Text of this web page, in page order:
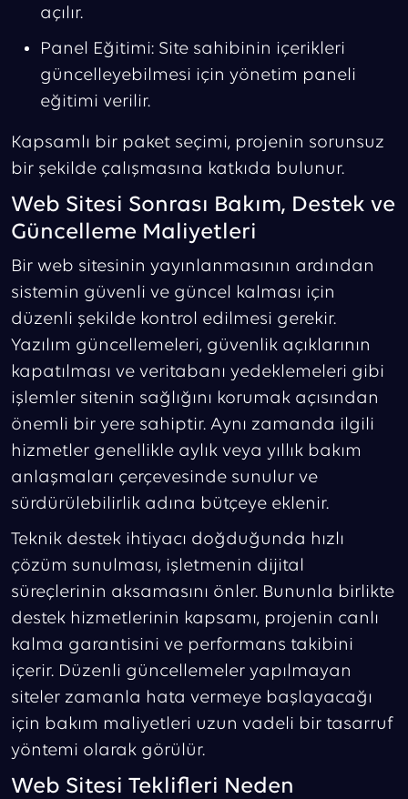
açılır.
Panel Eğitimi: Site sahibinin içerikleri
güncelleyebilmesi için yönetim paneli
eğitimi verilir.
Kapsamlı bir paket seçimi, projenin sorunsuz
bir şekilde çalışmasına katkıda bulunur.
Web Sitesi Sonrası Bakım, Destek ve
Güncelleme Maliyetleri
Bir web sitesinin yayınlanmasının ardından
sistemin güvenli ve güncel kalması için
düzenli şekilde kontrol edilmesi gerekir.
Yazılım güncellemeleri, güvenlik açıklarının
kapatılması ve veritabanı yedeklemeleri gibi
işlemler sitenin sağlığını korumak açısından
önemli bir yere sahiptir. Aynı zamanda ilgili
hizmetler genellikle aylık veya yıllık bakım
anlaşmaları çerçevesinde sunulur ve
sürdürülebilirlik adına bütçeye eklenir.
Teknik destek ihtiyacı doğduğunda hızlı
çözüm sunulması, işletmenin dijital
süreçlerinin aksamasını önler. Bununla birlikte
destek hizmetlerinin kapsamı, projenin canlı
kalma garantisini ve performans takibini
içerir. Düzenli güncellemeler yapılmayan
siteler zamanla hata vermeye başlayacağı
için bakım maliyetleri uzun vadeli bir tasarruf
yöntemi olarak görülür.
Web Sitesi Teklifleri Neden